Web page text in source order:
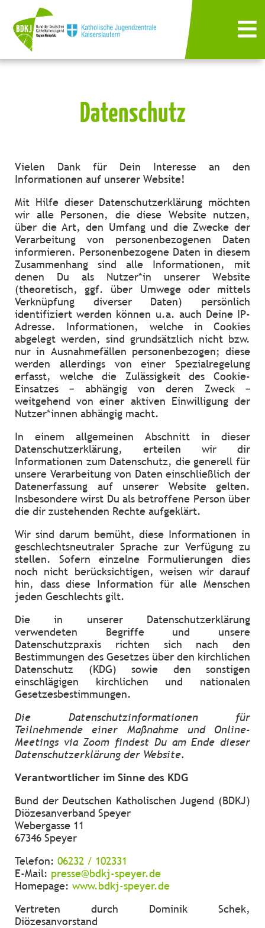
Datenschutz
Vielen Dank für Dein Interesse an den
Informationen auf unserer Website!
Mit Hilfe dieser Datenschutzerklärung möchten
wir alle Personen, die diese Website nutzen,
über die Art, den Umfang und die Zwecke der
Verarbeitung von personenbezogenen Daten
informieren. Personenbezogene Daten in diesem
Zusammenhang sind alle Informationen, mit
denen Du als Nutzer*in unserer Website
(theoretisch, ggf. über Umwege oder mittels
Verknüpfung diverser Daten) persönlich
identifiziert werden können u.a. auch Deine IP-
Adresse. Informationen, welche in Cookies
abgelegt werden, sind grundsätzlich nicht bzw.
nur in Ausnahmefällen personenbezogen; diese
werden allerdings von einer Spezialregelung
erfasst, welche die Zulässigkeit des Cookie-
Einsatzes – abhängig von deren Zweck –
weitgehend von einer aktiven Einwilligung der
Nutzer*innen abhängig macht.
In einem allgemeinen Abschnitt in dieser
Datenschutzerklärung, erteilen wir dir
Informationen zum Datenschutz, die generell für
unsere Verarbeitung von Daten einschließlich der
Datenerfassung auf unserer Website gelten.
Insbesondere wirst Du als betroffene Person über
die dir zustehenden Rechte aufgeklärt.
Wir sind darum bemüht, diese Informationen in
geschlechtsneutraler Sprache zur Verfügung zu
stellen. Sofern einzelne Formulierungen dies
noch nicht berücksichtigen, weisen wir darauf
hin, dass diese Information für alle Menschen
jeden Geschlechts gilt.
Die in unserer Datenschutzerklärung
verwendeten Begriffe und unsere
Datenschutzpraxis richten sich nach den
Bestimmungen des Gesetzes über den kirchlichen
Datenschutz (KDG) sowie den sonstigen
einschlägigen kirchlichen und nationalen
Gesetzesbestimmungen.
Die Datenschutzinformationen für
Teilnehmende einer Maßnahme und Online-
Meetings via Zoom findest Du am Ende dieser
Datenschutzerklärung der Website.
Verantwortlicher im Sinne des KDG
Bund der Deutschen Katholischen Jugend (BDKJ)
Diözesanverband Speyer
Webergasse 11
67346 Speyer
Telefon: 06232 / 102331
E-Mail: presse@bdkj-speyer.de
Homepage: www.bdkj-speyer.de
Vertreten durch Dominik Schek,
Diözesanvorstand